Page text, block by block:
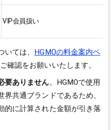
VIP会員扱い
ては、
HGMOの料金案内ペ
確認をお願いいたします。
要ありません。HGMOで使用
共通ブランドであるため、
的に計算された金額が引き落